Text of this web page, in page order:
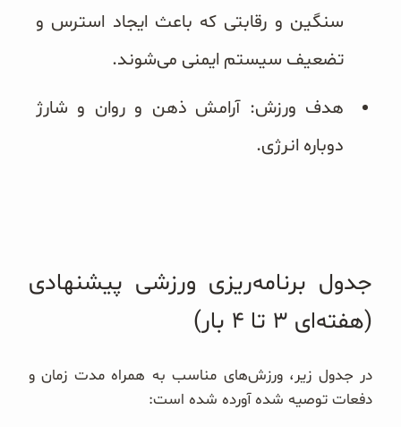
سنگین و رقابتی که باعث ایجاد استرس و
تضعیف سیستم ایمنی می‌شوند.
هدف ورزش: آرامش ذهن و روان و شارژ
دوباره انرژی.
جدول برنامه‌ریزی ورزشی پیشنهادی
(هفته‌ای ۳ تا ۴ بار)
در جدول زیر، ورزش‌های مناسب به همراه مدت زمان و
دفعات توصیه شده آورده شده است: